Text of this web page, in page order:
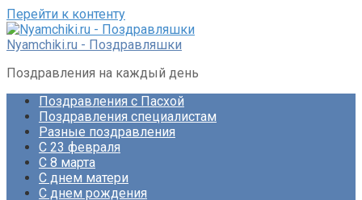
Перейти к контенту
Nyamchiki.ru - Поздравляшки
Поздравления на каждый день
Поздравления с Пасхой
Поздравления специалистам
Разные поздравления
С 23 февраля
С 8 марта
С днем матери
С днем рождения